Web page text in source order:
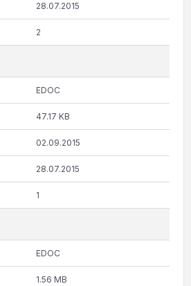
28.07.2015
2
EDOC
47.17 KB
02.09.2015
28.07.2015
1
EDOC
1.56 MB